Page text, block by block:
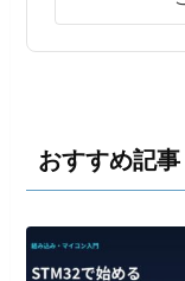
おすすめ記事